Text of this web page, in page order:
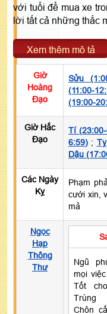
với tuổi để mua xe
lời tất cả những thắc
Xem thêm mô tả
Giờ
Hoàng
Đạo
Sửu
(11:00-
(19:00-
Giờ Hắc
Đạo
Tí
6:59) ;
Dậu
Các Ngày
Kỵ
Phạm
cưới xin,
mả
Ngọc
Hạp
Thông
Thư
Ngũ
mọi
Tốt
Trùng
Chôn